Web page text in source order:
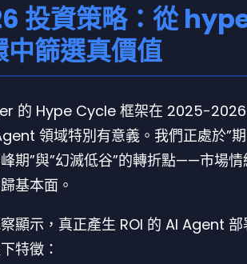
投資策略：從
中篩選真價值
的 Hype Cycle 框架在 2025-
領域特別有意義。我們正處於”
期”與”幻滅低谷”的轉折點——市場情
基本面。
顯示，真正產生 ROI 的 AI Agent 部
特徵：